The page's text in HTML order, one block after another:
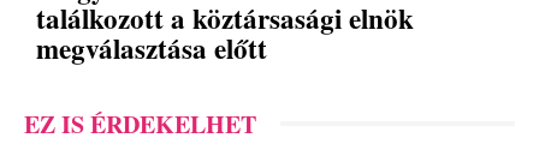
találkozott a köztársasági elnök
megválasztása előtt
EZ IS ÉRDEKELHET